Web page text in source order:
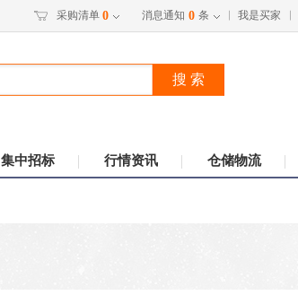
采购清单 0 消息通知 0 条 我是买家
搜 索
集中招标 行情资讯 仓储物流